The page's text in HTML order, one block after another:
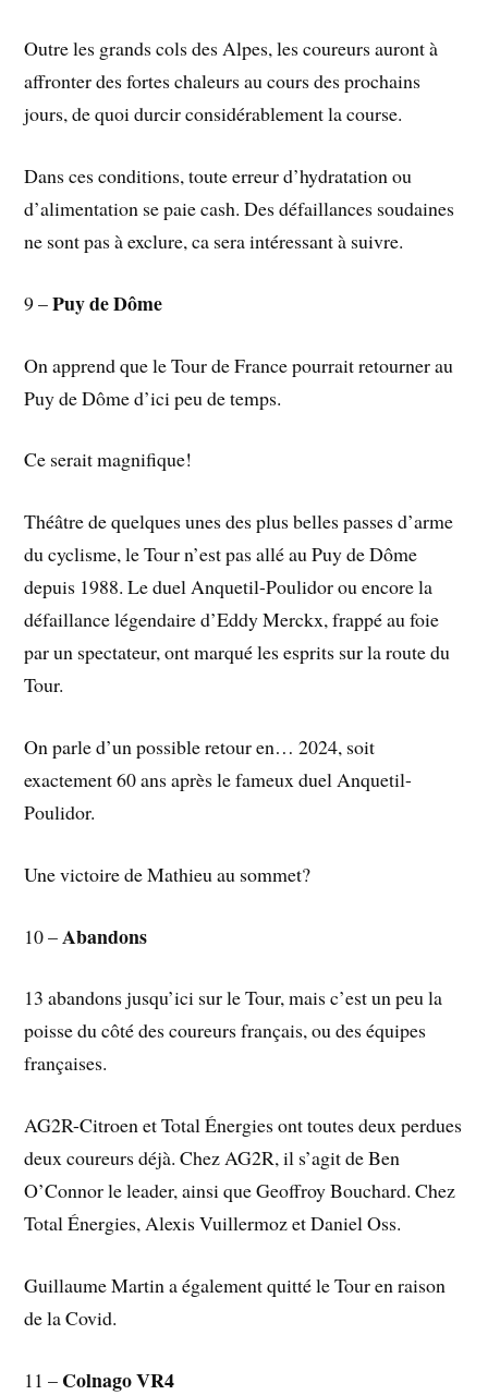
Outre les grands cols des Alpes, les coureurs auront à
affronter des fortes chaleurs au cours des prochains
jours, de quoi durcir considérablement la course.
Dans ces conditions, toute erreur d’hydratation ou
d’alimentation se paie cash. Des défaillances soudaines
ne sont pas à exclure, ca sera intéressant à suivre.
9 –Puy de Dôme
On apprend que le Tour de France pourrait retourner au
Puy de Dôme d’ici peu de temps.
Ce serait magnifique!
Théâtre de quelques unes des plus belles passes d’arme
du cyclisme, le Tour n’est pas allé au Puy de Dôme
depuis 1988. Le duel Anquetil-Poulidor ou encore la
défaillance légendaire d’Eddy Merckx, frappé au foie
par un spectateur, ont marqué les esprits sur la route du
Tour.
On parle d’un possible retour en… 2024, soit
exactement 60 ans après le fameux duel Anquetil-
Poulidor.
Une victoire de Mathieu au sommet?
10 –Abandons
13 abandons jusqu’ici sur le Tour, mais c’est un peu la
poisse du côté des coureurs français, ou des équipes
françaises.
AG2R-Citroen et Total Énergies ont toutes deux perdues
deux coureurs déjà. Chez AG2R, il s’agit de Ben
O’Connor le leader, ainsi que Geoffroy Bouchard. Chez
Total Énergies, Alexis Vuillermoz et Daniel Oss.
Guillaume Martin a également quitté le Tour en raison
de la Covid.
11 – Colnago VR4